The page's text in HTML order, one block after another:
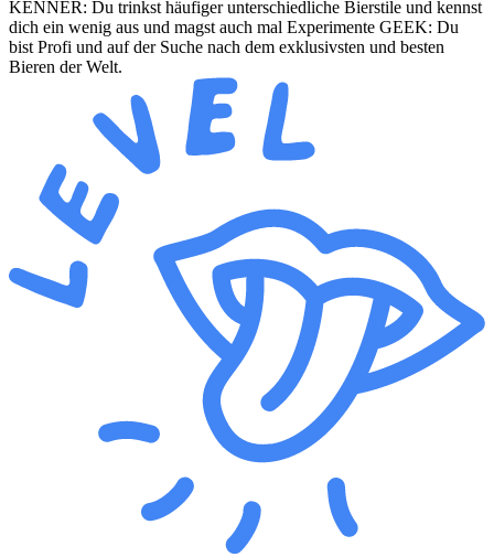
KENNER: Du trinkst häufiger unterschiedliche Bierstile und kennst
dich ein wenig aus und magst auch mal Experimente GEEK: Du
bist Profi und auf der Suche nach dem exklusivsten und besten
Bieren der Welt.